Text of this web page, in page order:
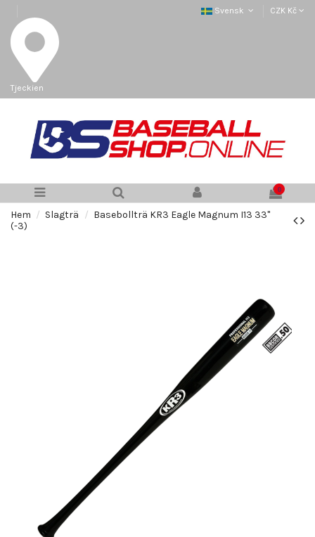
Tjeckien
Svensk CZK Kč
0
Hem Slagträ
Basebollträ KR3 Eagle Magnum I13 33"
(-3)